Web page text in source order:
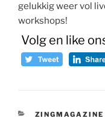
gelukkig weer vol
workshops!
Volg en like
CATEGORIEËN
ZINGMAGAZINE